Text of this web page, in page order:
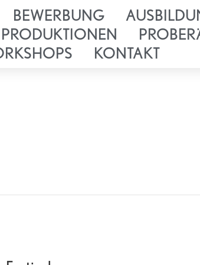
BEWERBUNG
PRODUKTIONEN
KONTAKT